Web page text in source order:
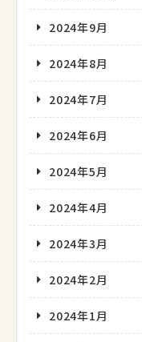
2024年9月
2024年8月
2024年7月
2024年6月
2024年5月
2024年4月
2024年3月
2024年2月
2024年1月